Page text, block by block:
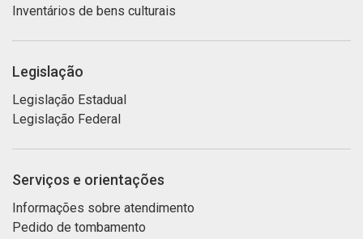
Inventários de bens culturais
Legislação
Legislação Estadual
Legislação Federal
Serviços e orientações
Informações sobre atendimento
Pedido de tombamento